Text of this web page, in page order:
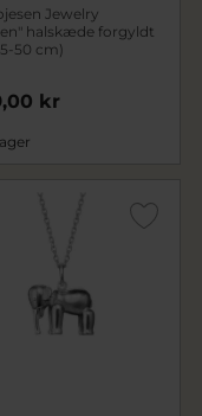
Jewelry
halskæde forgyldt
50 cm)
kr